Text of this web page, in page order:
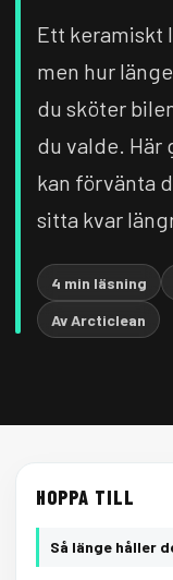
Ett keramiskt
men hur
du sköter
du valde. Här
kan förvänta
sitta kvar
4 min läsning
Av Arcticlean
HOPPA TILL
Så länge håller